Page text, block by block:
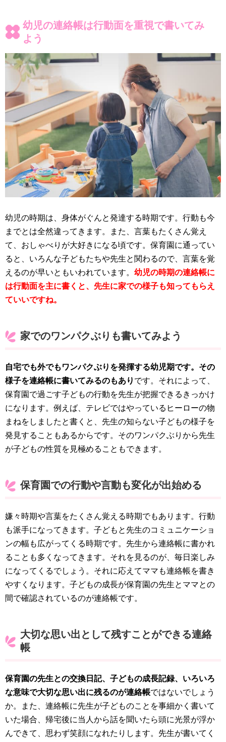
幼児の連絡帳は行動面を重視で書いてみ
よう
幼児の時期は、身体がぐんと発達する時期です。行動も今
までとは全然違ってきます。また、言葉もたくさん覚え
て、おしゃべりが大好きになる頃です。保育園に通ってい
ると、いろんな子どもたちや先生と関わるので、言葉を覚
えるのが早いともいわれています。 幼児の時期の連絡帳に
は行動面を主に書くと、先生に家での様子も知ってもらえ
ていいですね。
家でのワンパクぶりも書いてみよう
自宅でも外でもワンパクぶりを発揮する幼児期です。その
様子を連絡帳に書いてみるのもあり です。それによって、
保育園で過ごす子どもの行動を先生が把握できるきっかけ
になります。例えば、テレビではやっているヒーローの物
まねをしましたと書くと、先生の知らない子どもの様子を
発見することもあるからです。そのワンパクぶりから先生
が子どもの性質を見極めることもできます。
保育園での行動や言動も変化が出始める
嫌々時期や言葉をたくさん覚える時期でもあります。行動
も派手になってきます。子どもと先生のコミュニケーショ
ンの幅も広がってくる時期です。先生から連絡帳に書かれ
ることも多くなってきます。それを見るのが、毎日楽しみ
になってくるでしょう。それに応えてママも連絡帳を書き
やすくなります。子どもの成長が保育園の先生とママとの
間で確認されているのが連絡帳です。
大切な思い出として残すことができる連絡
帳
保育園の先生との交換日記、子どもの成長記録、いろいろ
な意味で大切な思い出に残るのが連絡帳ではないでしょう
か。また、連絡帳に先生が子どものことを事細かく書いて
いた場合、帰宅後に当人から話を聞いたら頭に光景が浮か
んできて、思わず笑顔になれたりします。先生が書いてく